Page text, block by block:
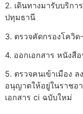
2. เดินทางมารับบริก
ปทุมธานี
3. ตรวจคัดกรองโควิด
4. ออกเอกสาร หนังสื
5. ตรวจคนเข้าเมือง
อนุญาตให้อยู่ในราชอ
เอกสาร ci ฉบับใหม่